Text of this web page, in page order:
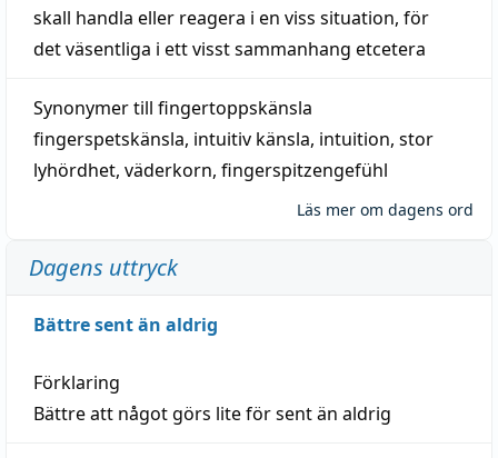
skall handla eller reagera i en viss situation, för
det väsentliga i ett visstsammanhang etcetera
Synonymer till fingertoppskänsla
fingerspetskänsla, intuitiv känsla, intuition, stor
lyhördhet, väderkorn, fingerspitzengefühl
Läs mer om dagens ord
Dagens uttryck
Bättre sent än aldrig
Förklaring
Bättre att något görs lite för sent än aldrig